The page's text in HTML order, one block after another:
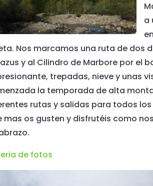
a
Nos marcamos una ruta de dos
y al Cilindro de Marbore por el
trepadas, nieve y unas
la temporada de alta
rutas y salidas para todos
mas os gusten y disfrutéis como
de fotos